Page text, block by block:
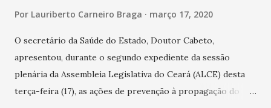
Por Lauriberto Carneiro Braga março 17, 2020
O secretário da Saúde do Estado, Doutor Cabeto,
apresentou, durante o segundo expediente da sessão
plenária da Assembleia Legislativa do Ceará (ALCE) desta
terça-feira (17), as ações de prevenção à propagação do